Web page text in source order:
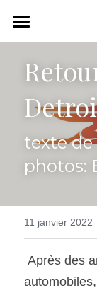
Histoire
Opinion
Vidéo
Podcast
Radio FM
texte de
photos:
11 janvier 2022
LES
Toutes les